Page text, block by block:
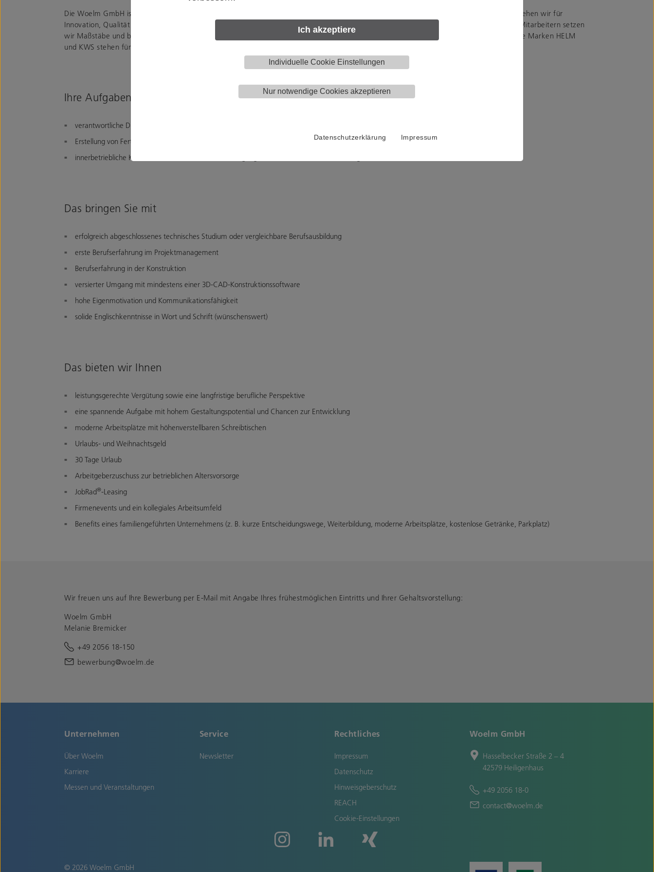
Ich akzeptiere
Individuelle Cookie Einstellungen
Nur notwendige Cookies akzeptieren
Datenschutzerklärung Impressum
Die Woelm GmbH ist ein traditionsreiches Familienunternehmen mit Sitz in Heiligenhaus, Nordrhein-Westfalen. Seit einem Jahrhundert stehen wir für
Innovation, Qualität und Zuverlässigkeit in den Bereichen Baubeschlag, Sanitärausstattung und Fördertechnik. Mit rund 265 engagierten Mitarbeitern setzen
wir Maßstäbe und bieten durchdachte Lösungen für moderne Wohn- und Gewerbebauten sowie maßgeschneiderte Fördertechnik. Unsere Marken HELM
und KWS stehen für Langlebigkeit und höchste Qualität – made in Germany.
Ihre Aufgaben – das erwartet Sie bei uns
verantwortliche Durchführung von Entwicklungsprojekten bis hin zur Markteinführung (inklusive Planung, Auslegung und Konstruktion)
Erstellung von Fertigungs- und Detailzeichnungen
innerbetriebliche Koordination mit den Bereichen Fertigung, Vertrieb, Einkauf und Marketing
Das bringen Sie mit
erfolgreich abgeschlossenes technisches Studium oder vergleichbare Berufsausbildung
erste Berufserfahrung im Projektmanagement
Berufserfahrung in der Konstruktion
versierter Umgang mit mindestens einer 3D-CAD-Konstruktionssoftware
hohe Eigenmotivation und Kommunikationsfähigkeit
solide Englischkenntnisse in Wort und Schrift (wünschenswert)
Das bieten wir Ihnen
leistungsgerechte Vergütung sowie eine langfristige berufliche Perspektive
eine spannende Aufgabe mit hohem Gestaltungspotential und Chancen zur Entwicklung
moderne Arbeitsplätze mit höhenverstellbaren Schreibtischen
Urlaubs- und Weihnachtsgeld
30 Tage Urlaub
Arbeitgeberzuschuss zur betrieblichen Altersvorsorge
JobRad®-Leasing
Firmenevents und ein kollegiales Arbeitsumfeld
Benefits eines familiengeführten Unternehmens (z. B. kurze Entscheidungswege, Weiterbildung, moderne Arbeitsplätze, kostenlose Getränke, Parkplatz)
Wir freuen uns auf Ihre Bewerbung per E-Mail mit Angabe Ihres frühestmöglichen Eintritts und Ihrer Gehaltsvorstellung:
Woelm GmbH
Melanie Bremicker
+49 2056 18-150
bewerbung@woelm.de
Unternehmen
Über Woelm
Karriere
Messen und Veranstaltungen
Service
Newsletter
Rechtliches
Impressum
Datenschutz
Hinweisgeberschutz
REACH
Cookie-Einstellungen
Woelm GmbH
Hasselbecker Straße 2 – 4
42579 Heiligenhaus
+49 2056 18-0
contact@woelm.de
© 2026 Woelm GmbH